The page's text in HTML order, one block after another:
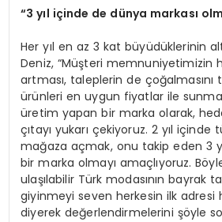
“3 yıl içinde de dünya markası
Her yıl en az 3 kat büyüdüklerinin
Deniz, “Müşteri memnuniyetimizin
artması, taleplerin de çoğalmasını
ürünleri en uygun fiyatlar ile
üretim yapan bir marka olarak,
çıtayı yukarı çekiyoruz. 2 yıl içinde
mağaza açmak, onu takip eden 3
bir marka olmayı amaçlıyoruz.
ulaşılabilir Türk modasının bayrak
giyinmeyi seven herkesin ilk adresi
diyerek değerlendirmelerini şöyle